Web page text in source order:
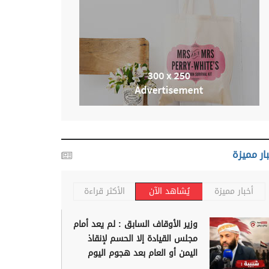
مميزة
أخبار مميزة يُشاهد الآن الأكثر قراءة
وزير الأوقاف السابق : لم يعد أمام
مجلس القيادة إلا الحسم لإنقاذ
اليمن أو العام بعد هجوم اليوم